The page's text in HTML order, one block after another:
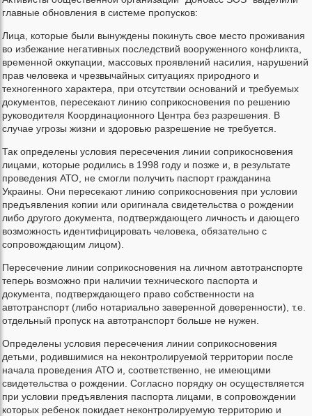
главные обновления в системе пропусков:
Лица, которые были вынуждены покинуть свое место проживания
во избежание негативных последствий вооруженного конфликта,
временной оккупации, массовых проявлений насилия, нарушений
прав человека и чрезвычайных ситуациях природного и
техногенного характера, при отсутствии оснований и требуемых
документов, пересекают линию соприкосновения по решению
руководителя Координационного Центра без разрешения. В
случае угрозы жизни и здоровью разрешение не требуется.
Так определены условия пересечения линии соприкосновения
лицами, которые родились в 1998 году и позже и, в результате
проведения АТО, не смогли получить паспорт гражданина
Украины. Они пересекают линию соприкосновения при условии
предъявления копии или оригинала свидетельства о рождении
либо другого документа, подтверждающего личность и дающего
возможность идентифицировать человека, обязательно с
сопровождающим лицом).
Пересечение линии соприкосновения на личном автотранспорте
теперь возможно при наличии технического паспорта и
документа, подтверждающего право собственности на
автотранспорт (либо нотариально заверенной доверенности), т.е.
отдельный пропуск на автотранспорт больше не нужен.
Определены условия пересечения линии соприкосновения
детьми, родившимися на неконтролируемой территории после
начала проведения АТО и, соответственно, не имеющими
свидетельства о рождении. Согласно порядку он осуществляется
при условии предъявления паспорта лицами, в сопровождении
которых ребенок покидает неконтролируемую территорию и